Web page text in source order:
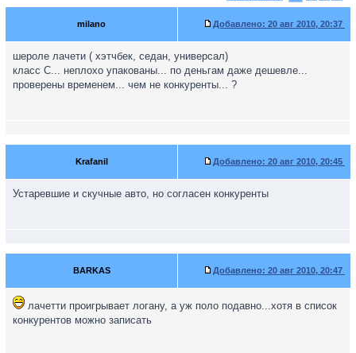
milano Добавлено: 20 авг 2010, 20:37
шероле лачети ( хэтчбек, седан, универсал)
класс С... неплохо упакованы... по деньгам даже дешевле...
проверены временем... чем не конкуренты... ?
Krafanil Добавлено: 20 авг 2010, 20:45
Устаревшие и скучные авто, но согласен конкуренты
BARKAS Добавлено: 20 авг 2010, 20:47
лачетти проигрывает логану, а уж поло подавно...хотя в список
конкурентов можно записать